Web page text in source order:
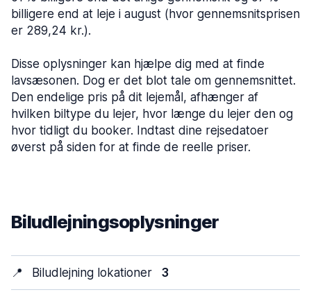
billigere end at leje i august (hvor gennemsnitsprisen
er 289,24 kr.).
Disse oplysninger kan hjælpe dig med at finde
lavsæsonen. Dog er det blot tale om gennemsnittet.
Den endelige pris på dit lejemål, afhænger af
hvilken biltype du lejer, hvor længe du lejer den og
hvor tidligt du booker. Indtast dine rejsedatoer
øverst på siden for at finde de reelle priser.
Biludlejningsoplysninger
📍 Biludlejning lokationer 3